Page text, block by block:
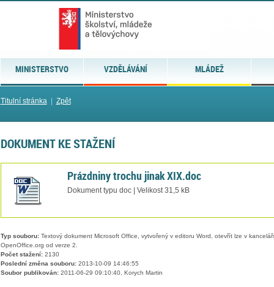
MINISTERSTVO VZDĚLÁVÁNÍ MLÁDEŽ
Titulní stránka| Zpět
DOKUMENT KE STAŽENÍ
Prázdniny trochu jinak XIX.doc
Dokument typu doc | Velikost 31,5 kB
Typ souboru:Textový dokument Microsoft Office, vytvořený v editoru Word, otevřít lze v
OpenOffice.org od verze 2.
Počet stažení:2130
Poslední změna souboru:2013-10-09 14:46:55
Soubor publikován:2011-06-29 09:10:40, Korych Martin